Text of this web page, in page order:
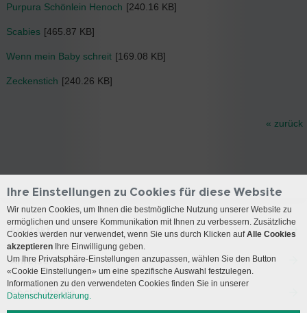
Purpura Schönlein Henoch [240.16 KB]
Scabies [465.87 KB]
Wenn mein Baby schreit [169.08 KB]
Zeckenstich [240.26 KB]
« zurück
Kontakt
Anreise
Social Media
Ihre Einstellungen zu Cookies für diese Website
Wir nutzen Cookies, um Ihnen die bestmögliche Nutzung unserer Website zu
ermöglichen und unsere Kommunikation mit Ihnen zu verbessern. Zusätzliche
Cookies werden nur verwendet, wenn Sie uns durch Klicken aufAlle Cookies
akzeptieren Ihre Einwilligung geben.
Um Ihre Privatsphäre-Einstellungen anzupassen, wählen Sie den Button
«Cookie Einstellungen» um eine spezifische Auswahl festzulegen.
Informationen zu den verwendeten Cookies finden Sie in unserer
Datenschutzerklärung.